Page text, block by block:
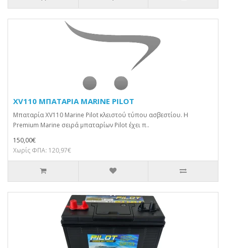
XV110 ΜΠΑΤΑΡΙΑ MARINE PILOT
Μπαταρία XV110 Marine Pilot κλειστού τύπου ασβεστίου. H
Premium Marine σειρά μπαταρίων Pilot έχει π..
150,00€
Χωρίς ΦΠΑ: 120,97€